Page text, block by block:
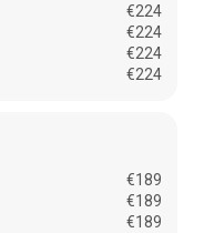
€224
€224
€224
€224
€189
€189
€189